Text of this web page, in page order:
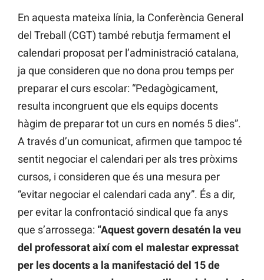
En aquesta mateixa línia, la Conferència General
del Treball (CGT) també rebutja fermament el
calendari proposat per l’administració catalana,
ja que consideren que no dona prou temps per
preparar el curs escolar: “Pedagògicament,
resulta incongruent que els equips docents
hàgim de preparar tot un curs en només 5 dies”.
A través d’un comunicat, afirmen que tampoc té
sentit negociar el calendari per als tres pròxims
cursos, i consideren que és una mesura per
“evitar negociar el calendari cada any”. És a dir,
per evitar la confrontació sindical que fa anys
que s’arrossega: “Aquest govern desatén la veu
del professorat així com el malestar expressat
per les docents a la manifestació del 15 de